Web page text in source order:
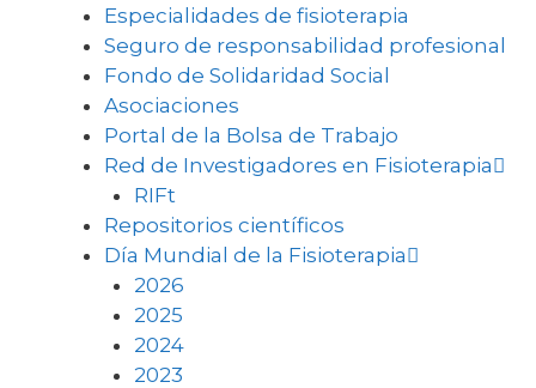
Especialidades de fisioterapia
Seguro de responsabilidad profesional
Fondo de Solidaridad Social
Asociaciones
Portal de la Bolsa de Trabajo
Red de Investigadores en Fisioterapia
RIFt
Repositorios científicos
Día Mundial de la Fisioterapia
2026
2025
2024
2023